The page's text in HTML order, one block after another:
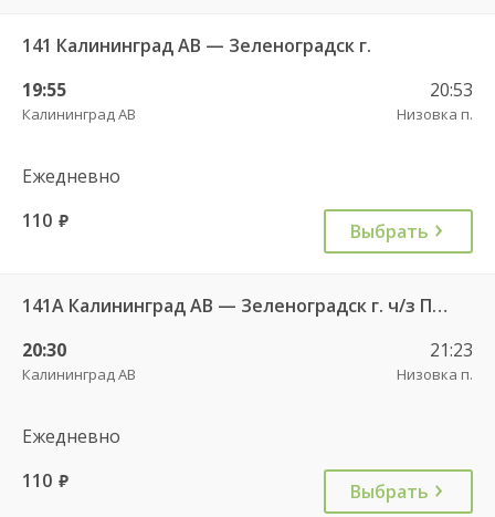
141 Калининград АВ — Зеленоградск г.
19:55
Калининград АВ
20:53
Низовка п.
Ежедневно
110 руб. Выбрать
141А Калининград АВ — Зеленоградск г. ч/з Петрово п.
20:30
Калининград АВ
21:23
Низовка п.
Ежедневно
110 руб. Выбрать